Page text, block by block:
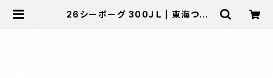
26シーボーグ 300ＪＬ | 東海つり